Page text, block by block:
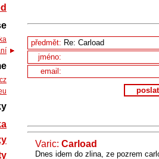
předmět:
jméno:
email:
poslat
Varic: Carload
Dnes idem do zlina, ze pozrem